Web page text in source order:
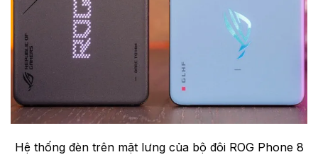
Hệ thống đèn trên mặt lưng của bộ đôi ROG Phone 8